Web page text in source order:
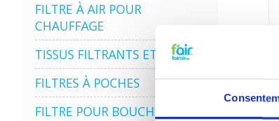
FILTRE À AIR POUR
CHAUFFAGE
TISSUS FILTRANTS ET MATS
FILTRES À POCHES
FILTRE POUR BOUCHE